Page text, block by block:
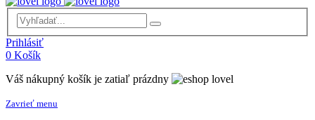
Prihlásiť
0 Košík
Váš nákupný košík je zatiaľ prázdny
Zavrieť menu